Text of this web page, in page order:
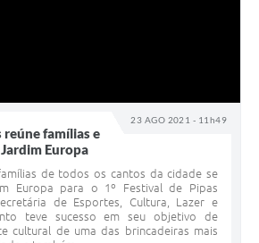
23 AGO 2021 - 11h49
reúne famílias e
Europa
de todos os cantos da cidade se
Europa para o 1º Festival de Pipas
de Esportes, Cultura, Lazer e
teve sucesso em seu objetivo de
cultural de uma das brincadeiras mais